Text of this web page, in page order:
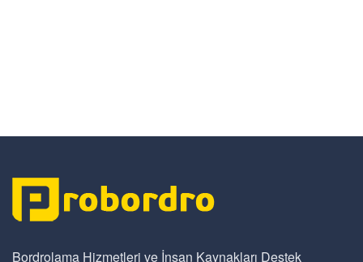
Bordrolama Hizmetleri ve İnsan Kaynakları Destek